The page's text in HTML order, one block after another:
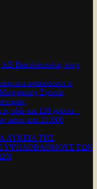
ΑΒ Βασιλόπουλος στην
ανακοίνωσε ο
Σχοινάς
εδώ και 126 χρόνια –
πάνω από 21.000
ΛΥΚΕΙΑ ΤΗΣ
ΥΨΗΛΟΒΑΘΜΟΥΣ ΤΩΝ